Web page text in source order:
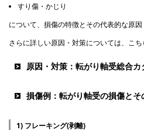
すり傷・かじり
について、損傷の特徴とその代表的な原因
さらに詳しい原因・対策については、こち
原因・対策：転がり軸受総合カ
損傷例：転がり軸受の損傷とそ
1) フレーキング(剥離)